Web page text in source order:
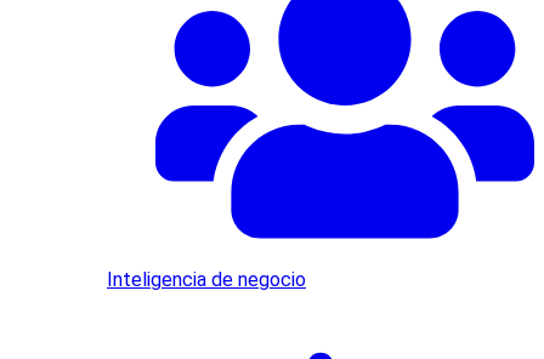
Inteligencia de negocio